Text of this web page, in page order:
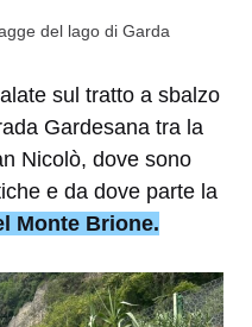
del lago di Garda
sul tratto a sbalzo
Gardesana tra la
Nicolò, dove sono
e da dove parte la
Monte Brione.